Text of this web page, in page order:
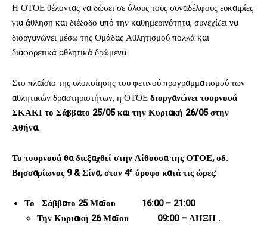
Η ΟΤΟΕ θέλοντας να δώσει σε όλους τους συναδέλφους ευκαιρίες
για άθληση και διέξοδο από την καθημερινότητα, συνεχίζει να
διοργανώνει μέσω της Ομάδας Αθλητισμού πολλά και
διαφορετικά αθλητικά δρώμενα.
Στο πλαίσιο της υλοποίησης του φετινού προγραμματισμού των
αθλητικών δραστηριοτήτων, η ΟΤΟΕδιοργανώνει τουρνουά
ΣΚΑΚΙ το Σάββατο 25/05 και την Κυριακή 26/05 στην
Αθήνα.
Το τουρνουά θα διεξαχθεί στην Αίθουσα της ΟΤΟΕ, οδ.
Βησσαρίωνος 9 & Σίνα, στον 4ο όροφο κατά τις ώρες:
Το Σάββατο 25 Μαΐου 16:00 – 21:00
Την Κυριακή 26 Μαΐου
09:00 – ΛΗΞΗ .